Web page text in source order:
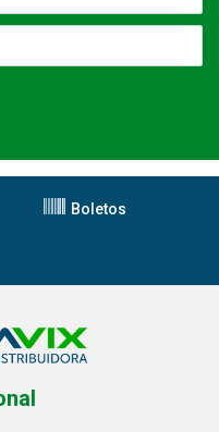
Boletos